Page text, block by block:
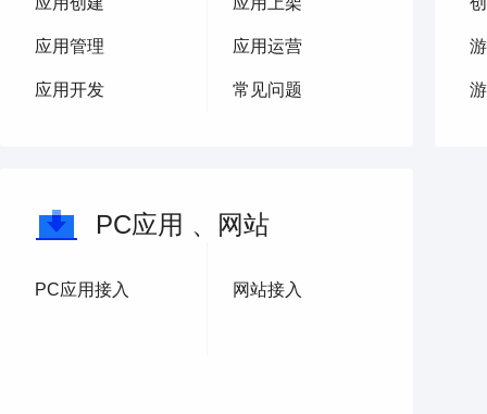
应用管理 应用运营
应用开发 常见问题
PC应用 、网站
PC应用接入 网站接入